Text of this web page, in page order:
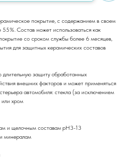
покрытие, с содержанием в своем
Состав может использоваться как
со сроком службы более 6 месяцев,
для защитных керамических составов
защиту обработанных
внешних факторов и может применяться
автомобиля: стекла (за исключением
или хром
и щелочным составам pH3-13
минералам